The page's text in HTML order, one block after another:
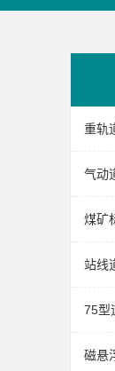
重轨
气动
煤矿
站线
75型
磁悬